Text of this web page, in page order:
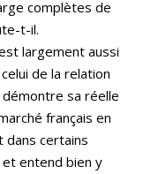
complètes de
t-il.
largement aussi
de la relation
sa réelle
français en
dans certains
entend bien y